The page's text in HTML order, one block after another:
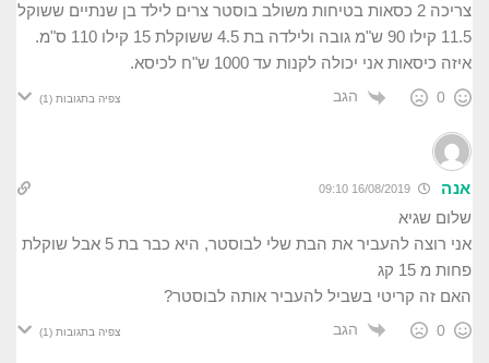
צריכה 2 כסאות בטיחות משולב בוסטר צרים לילד בן שנתיים ששוקל
11.5 קילו 90 ש"מ גובה ולילדה בת 4.5 ששוקלת 15 קילו 110 ס"מ.
איזה כיסאות אני יכולה לקנות עד 1000 ש"ח לכיסא.
0 הגב צפיה בתגובות (1)
אנה 16/08/2019 09:10
שלום שגיא
אני רוצה להעביר את הבת שלי לבוסטר, היא כבר בת 5 אבל שוקלת
פחות מ 15 קג
האם זה קריטי בשביל להעביר אותה לבוסטר?
0 הגב צפיה בתגובות (1)